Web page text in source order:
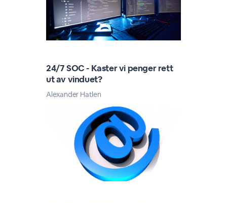
24/7 SOC - Kaster vi penger rett
ut av vinduet?
Alexander Hatlen